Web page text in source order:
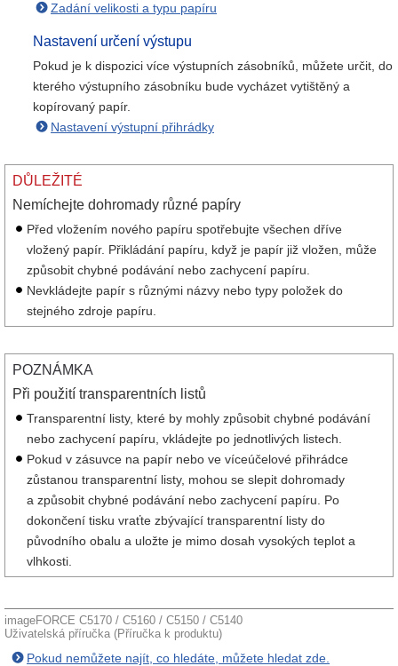
Zadání velikosti a typu papíru
Nastavení určení výstupu
Pokud je k dispozici více výstupních zásobníků, můžete určit, do
kterého výstupního zásobníku bude vycházet vytištěný a
kopírovaný papír.
Nastavení výstupní přihrádky
DŮLEŽITÉ
Nemíchejte dohromady různé papíry
Před vložením nového papíru spotřebujte všechen dříve
vložený papír. Přikládání papíru, když je papír již vložen, může
způsobit chybné podávání nebo zachycení papíru.
Nevkládejte papír s různými názvy nebo typy položek do
stejného zdroje papíru.
POZNÁMKA
Při použití transparentních listů
Transparentní listy, které by mohly způsobit chybné podávání
nebo zachycení papíru, vkládejte po jednotlivých listech.
Pokud v zásuvce na papír nebo ve víceúčelové přihrádce
zůstanou transparentní listy, mohou se slepit dohromady
a způsobit chybné podávání nebo zachycení papíru. Po
dokončení tisku vraťte zbývající transparentní listy do
původního obalu a uložte je mimo dosah vysokých teplot a
vlhkosti.
imageFORCE C5170 / C5160 / C5150 / C5140
Uživatelská příručka (Příručka k produktu)
Pokud nemůžete najít, co hledáte, můžete hledat zde.